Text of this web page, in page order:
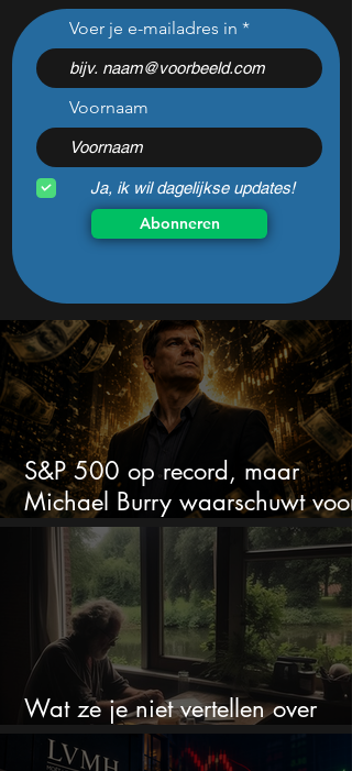
Nvidia-topman haalt hard
uit: “AI-angst komt van
CEO’s met een God-
complex”
Voer je e-mailadres in
Voornaam
Ja, ik wil dagelijkse updates!
Abonneren
S&P 500 op record, maar
Michael Burry waarschuwt voor
crash zoals in 1987
Wat ze je niet vertellen over
erfbelasting